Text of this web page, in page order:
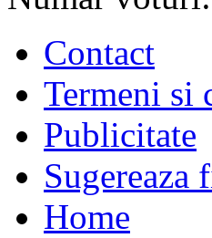
Contact
Termeni si
Publicitate
Sugereaza
Home